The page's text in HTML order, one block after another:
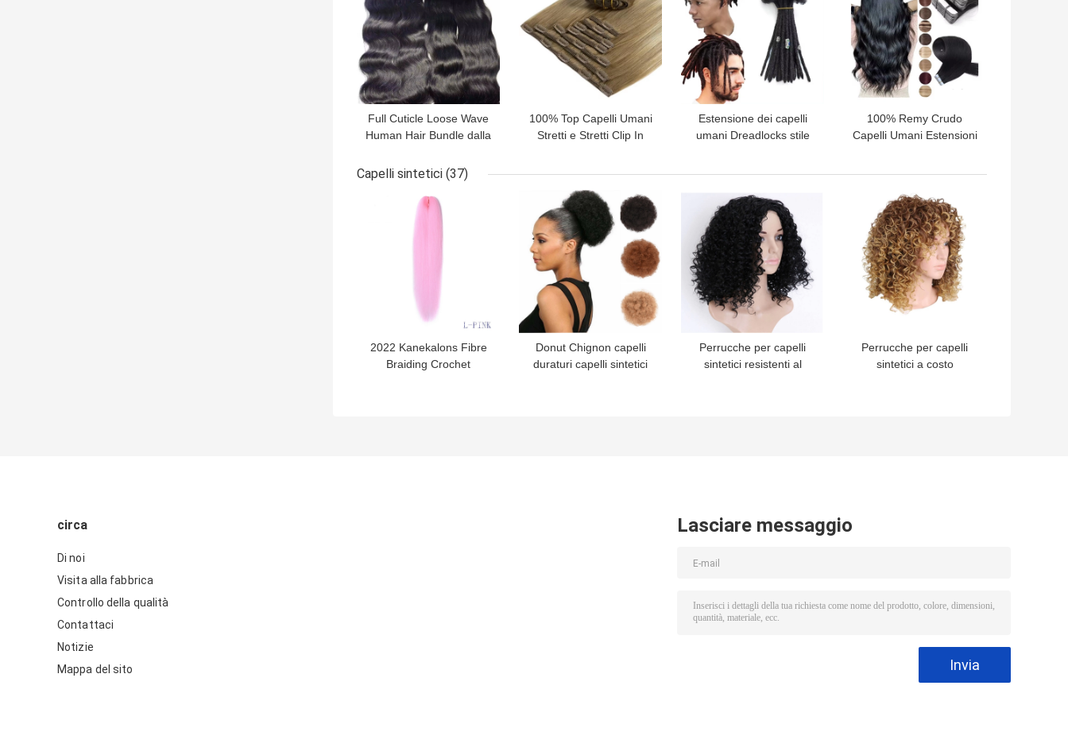
Full Cuticle Loose Wave
Human Hair Bundle dalla
Vietnam
100% Top Capelli Umani
Stretti e Stretti Clip In
Estensione dei capelli
umani Dreadlocks stile
100% Remy Crudo
Capelli Umani Estensioni
Capelli sintetici (37)
2022 Kanekalons Fibre
Braiding Crochet
MIGLIOR PREZZO
Donut Chignon capelli
duraturi capelli sintetici
MIGLIOR PREZZO
Perrucche per capelli
sintetici resistenti al
MIGLIOR PREZZO
Perrucche per capelli
sintetici a costo
MIGLIOR PREZZO
circa
Di noi
Visita alla fabbrica
Controllo della qualità
Contattaci
Notizie
Mappa del sito
Lasciare messaggio